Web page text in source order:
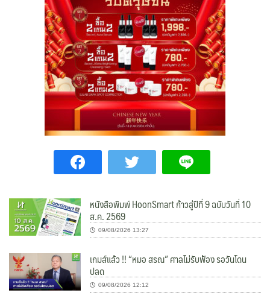
หนังสือพิมพ์ HoonSmart ก้าวสู่ปีที่ 9 ฉบับวันที่ 10
ส.ค. 2569
09/08/2026 13:27
เกมส์แล้ว !! “หมอ สรณ” ศาลไม่รับฟ้อง รอวันโดน
ปลด
09/08/2026 12:12